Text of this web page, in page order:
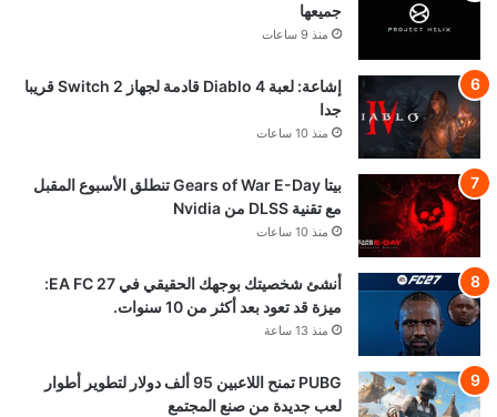
جميعها
منذ 9 ساعات
إشاعة: لعبة Diablo 4 قادمة لجهاز Switch 2 قريبا
جدا
منذ 10 ساعات
بيتا Gears of War E-Day تنطلق الأسبوع المقبل
مع تقنية DLSS من Nvidia
منذ 10 ساعات
أنشئ شخصيتك بوجهك الحقيقي في EA FC 27:
ميزة قد تعود بعد أكثر من 10 سنوات.
منذ 13 ساعة
PUBG تمنح اللاعبين 95 ألف دولار لتطوير أطوار
لعب جديدة من صنع المجتمع